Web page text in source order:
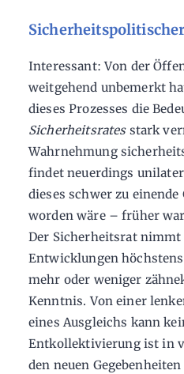
Interessant: Von der
weitgehend unbemerkt
dieses Prozesses die
Sicherheitsratesstark
Wahrnehmung
findet neuerdings
dieses schwer zu
worden wäre – früher
Der Sicherheitsrat
Entwicklungen
mehr oder weniger
Kenntnis. Von einer
eines Ausgleichs kann
Entkollektivierung ist in
den neuen